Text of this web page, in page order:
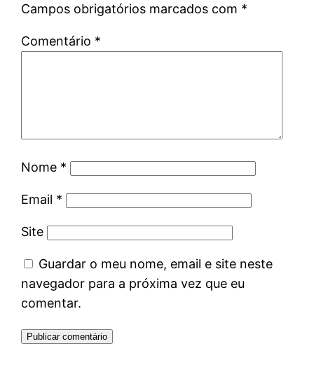
Campos obrigatórios marcados com *
Comentário *
Nome *
Email *
Site
Guardar o meu nome, email e site neste
navegador para a próxima vez que eu
comentar.